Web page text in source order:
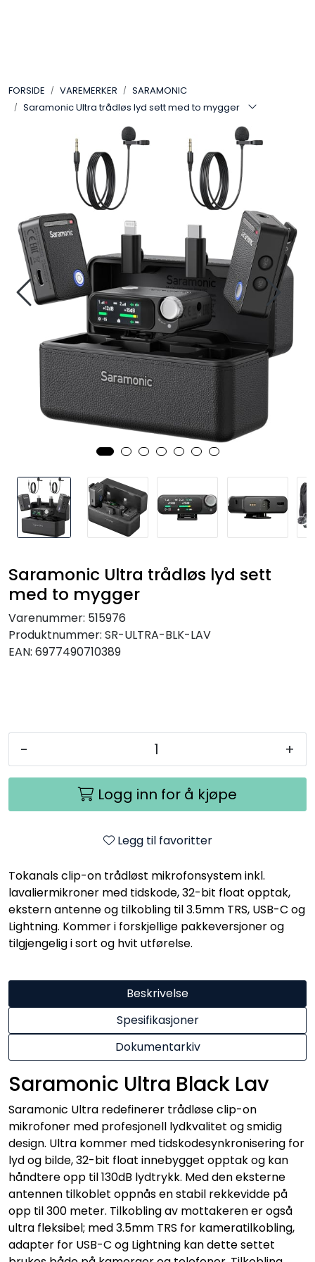
FORSIDE VAREMERKER
SARAMONIC
Saramonic Ultra trådløs lyd sett med to mygger
Saramonic Ultra trådløs lyd sett
med to mygger
Varenummer: 515976
Produktnummer: SR-ULTRA-BLK-LAV
EAN: 6977490710389
- +
Logg inn for å kjøpe
Legg til favoritter
Tokanals clip-on trådløst mikrofonsystem inkl.
lavaliermikroner med tidskode, 32-bit float opptak,
ekstern antenne og tilkobling til 3.5mm TRS, USB-C og
Lightning. Kommer i forskjellige pakkeversjoner og
tilgjengelig i sort og hvit utførelse.
Beskrivelse
Spesifikasjoner
Dokumentarkiv
Saramonic Ultra Black Lav
Saramonic Ultra redefinerer trådløse clip-on
mikrofoner med profesjonell lydkvalitet og smidig
design. Ultra kommer med tidskodesynkronisering for
lyd og bilde, 32-bit float innebygget opptak og kan
håndtere opp til 130dB lydtrykk. Med den eksterne
antennen tilkoblet oppnås en stabil rekkevidde på
opp til 300 meter. Tilkobling av mottakeren er også
ultra fleksibel; med 3.5mm TRS for kameratilkobling,
adapter for USB-C og Lightning kan dette settet
LYD
VAREMERKER
AKTUELT
BRUKT
SAMTALEROM